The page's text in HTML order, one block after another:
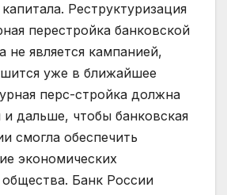
Реструктуризация
перестройка банковской
не является кампанией,
уже в ближайшее
перс-стройка должна
дальше, чтобы банковская
смогла обеспечить
экономических
Банк России